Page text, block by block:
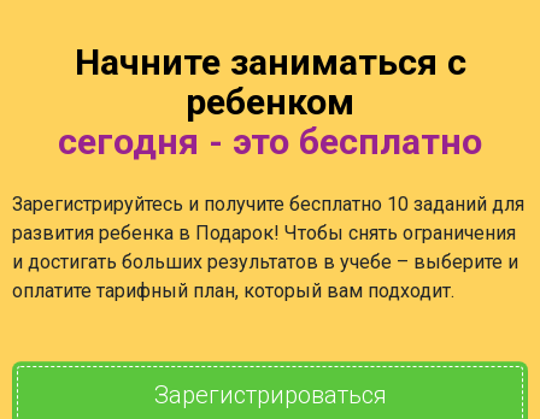
Начните заниматься с
ребенком
сегодня - это бесплатно
Зарегистрируйтесь и получите бесплатно 10 заданий для
развития ребенка в Подарок! Чтобы снять ограничения
и достигать больших результатов в учебе – выберите и
оплатите тарифный план, который вам подходит.
Зарегистрироваться